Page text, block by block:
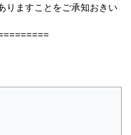
りますことをご承知おきい